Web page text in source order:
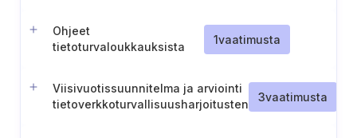
energia).
Ohjeet
tietoturvaloukkauksista
1vaatimusta
Viisivuotissuunnitelma ja arviointi
tietoverkkoturvallisuusharjoitusten
3vaatimusta